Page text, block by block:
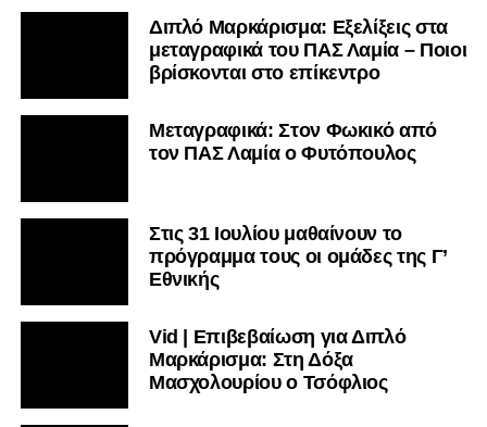
Διπλό Μαρκάρισμα: Εξελίξεις στα
μεταγραφικά του ΠΑΣ Λαμία – Ποιοι
βρίσκονται στο επίκεντρο
Μεταγραφικά: Στον Φωκικό από
τον ΠΑΣ Λαμία ο Φυτόπουλος
Στις 31 Ιουλίου μαθαίνουν το
πρόγραμμα τους οι ομάδες της Γ’
Εθνικής
Vid | Επιβεβαίωση για Διπλό
Μαρκάρισμα: Στη Δόξα
Μασχολουρίου ο Τσόφλιος